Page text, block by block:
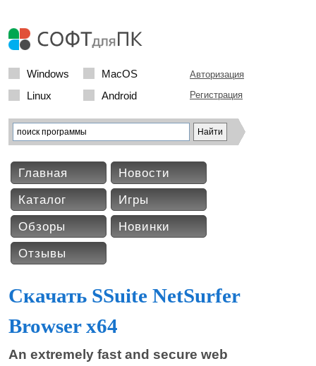
Windows
MacOS
Linux
Android
Авторизация
Регистрация
Главная
Новости
Каталог
Игры
Обзоры
Новинки
Отзывы
Скачать SSuite NetSurfer
Browser x64
An extremely fast and secure web